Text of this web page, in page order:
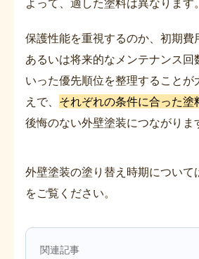
保護性能を重視するのか、初期費
あるいは将来的なメンテナンス回
いった優先順位を整理することが
えで、 それぞれの条件に合った塗
後悔のない外壁塗装につながりま
外壁塗装の塗り替え時期について
をご覧ください。
関連記事